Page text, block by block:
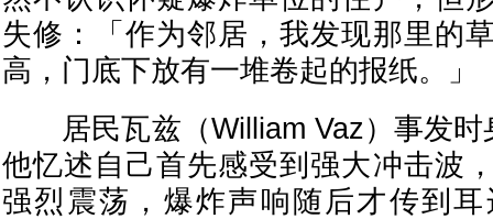
失修：「作为邻居，我发现那里的
高，门底下放有一堆卷起的报纸。」
居民瓦兹（William Vaz）事发时
他忆述自己首先感受到强大冲击波
强烈震荡，爆炸声响随后才传到